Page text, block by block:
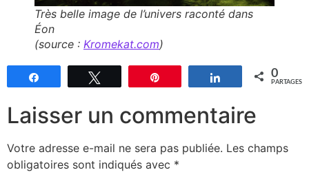
Très belle image de l’univers raconté dans
Éon
(source : Kromekat.com)
Partagez 0
PARTAGES
Laisser un commentaire
Votre adresse e-mail ne sera pas publiée. Les champs
obligatoires sont indiqués avec *